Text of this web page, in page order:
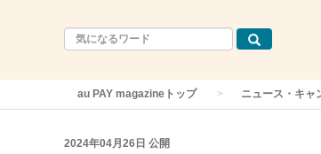
au PAY magazineトップ ニュース・キャ
2024年04月26日 公開